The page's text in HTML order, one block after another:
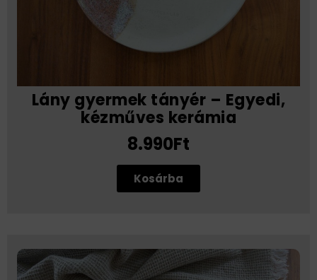
Lány gyermek tányér – Egyedi,
kézműves kerámia
8.990Ft
Kosárba